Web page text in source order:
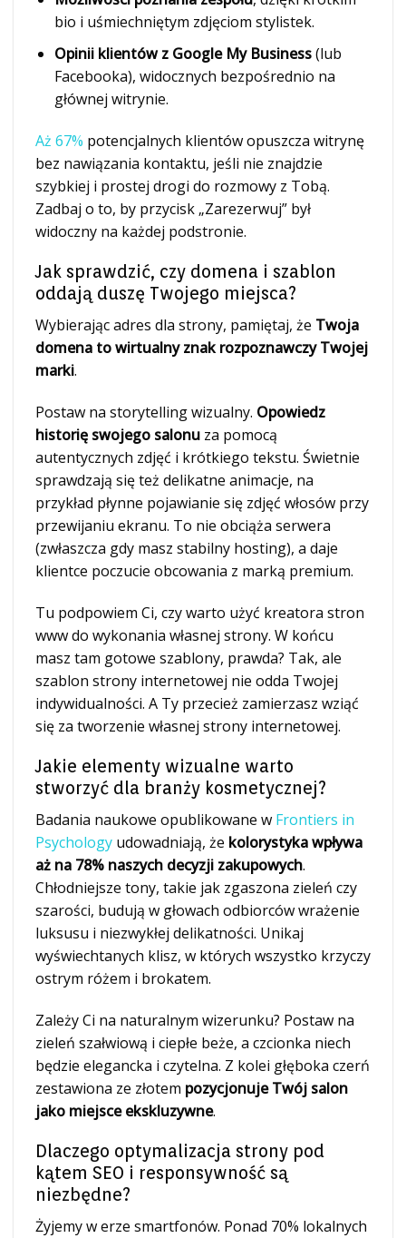
bio i uśmiechniętym zdjęciom stylistek.
Opinii klientów z Google My Business(lub
Facebooka), widocznych bezpośrednio na
głównej witrynie.
Aż 67% potencjalnych klientów opuszcza witrynę
bez nawiązania kontaktu, jeśli nie znajdzie
szybkiej i prostej drogi do rozmowy z Tobą.
Zadbaj o to, by przycisk „Zarezerwuj” był
widoczny na każdej podstronie.
Jak sprawdzić, czy domena i szablon
oddają duszę Twojego miejsca?
Wybierając adres dla strony, pamiętaj, że Twoja
domena to wirtualny znak rozpoznawczy Twojej
marki.
Postaw na storytelling wizualny. Opowiedz
historię swojego salonu za pomocą
autentycznych zdjęć i krótkiego tekstu. Świetnie
sprawdzają się też delikatne animacje, na
przykład płynne pojawianie się zdjęć włosów przy
przewijaniu ekranu. To nie obciąża serwera
(zwłaszcza gdy masz stabilny hosting), a daje
klientce poczucie obcowania z marką premium.
Tu podpowiem Ci, czy warto użyć kreatora stron
www do wykonania własnej strony. W końcu
masz tam gotowe szablony, prawda? Tak, ale
szablon strony internetowej nie odda Twojej
indywidualności. A Ty przecież zamierzasz wziąć
się za tworzenie własnej strony internetowej.
Jakie elementy wizualne warto
stworzyć dla branży kosmetycznej?
Badania naukowe opublikowane w Frontiers in
Psychology udowadniają, że kolorystyka wpływa
aż na 78% naszych decyzji zakupowych.
Chłodniejsze tony, takie jak zgaszona zieleń czy
szarości, budują w głowach odbiorców wrażenie
luksusu i niezwykłej delikatności. Unikaj
wyświechtanych klisz, w których wszystko krzyczy
ostrym różem i brokatem.
Zależy Ci na naturalnym wizerunku? Postaw na
zieleń szałwiową i ciepłe beże, a czcionka niech
będzie elegancka i czytelna. Z kolei głęboka czerń
zestawiona ze złotem pozycjonuje Twój salon
jako miejsce ekskluzywne.
Dlaczego optymalizacja strony pod
kątem SEO i responsywność są
niezbędne?
Żyjemy w erze smartfonów. Ponad 70% lokalnych